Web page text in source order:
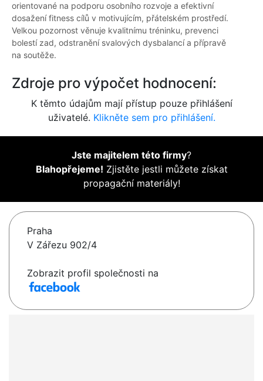
orientované na podporu osobního rozvoje a efektivní
dosažení fitness cílů v motivujícím, přátelském prostředí.
Velkou pozornost věnuje kvalitnímu tréninku, prevenci
bolestí zad, odstranění svalových dysbalancí a přípravě
na soutěže.
Zdroje pro výpočet hodnocení:
K těmto údajům mají přístup pouze přihlášení
uživatelé. Klikněte sem pro přihlášení.
Jste majitelem této firmy?
Blahopřejeme! Zjistěte jestli můžete získat
propagační materiály!
Praha
V Zářezu 902/4
Zobrazit profil společnosti na